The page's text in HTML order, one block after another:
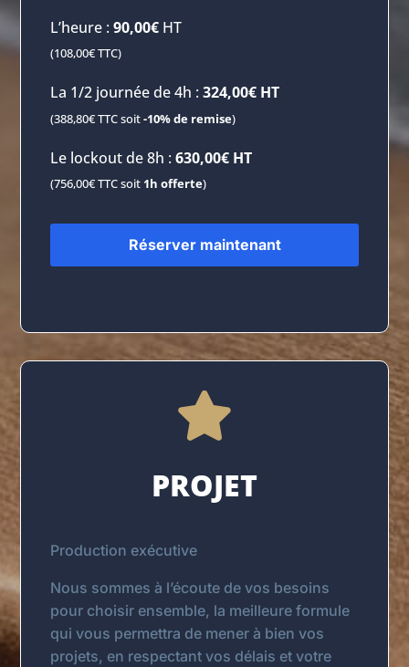
L’heure :90,00€ HT
(108,00€ TTC)
La 1/2 journée de 4h :324,00€ HT
(388,80€ TTC soit-10% de remise)
Le lockout de 8h :630,00€ HT
(756,00€ TTC soit 1h offerte)
Réserver maintenant

PROJET
Production exécutive
Nous sommes à l’écoute de vos besoins
pour choisir ensemble, la meilleure formule
qui vous permettra de mener à bien vos
projets, en respectant vos délais et votre